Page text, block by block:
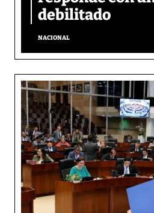
debilitado
NACIONAL